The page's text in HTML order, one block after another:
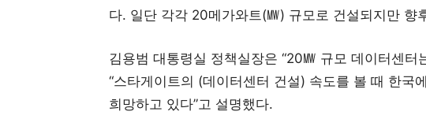
다. 일단 각각 20메가와트(㎿) 규모로 건설되지만 향
김용범 대통령실 정책실장은 “20㎿ 규모 데이터센터
“스타게이트의 (데이터센터 건설) 속도를 볼 때 한국
희망하고 있다”고 설명했다.